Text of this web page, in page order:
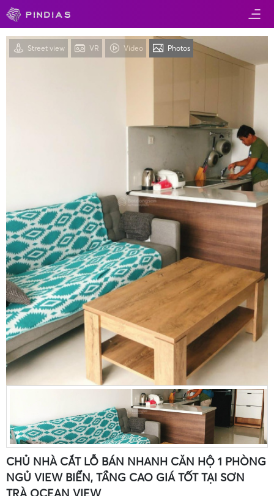
Street view VR Video Photos
CHỦ NHÀ CẮT LỖ BÁN NHANH CĂN HỘ 1 PHÒNG
NGỦ VIEW BIỂN, TẦNG CAO GIÁ TỐT TẠI SƠN